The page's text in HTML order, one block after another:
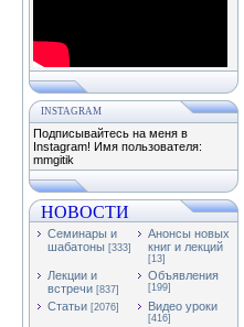
INSTAGRAM
Подписывайтесь на меня в
Instagram! Имя пользователя:
mmgitik
НОВОСТИ
Семинары и
шабатоны [333]
Анонсы новых
книг и лекций
[13]
Лекции и
встречи [837]
Объявления
[199]
Статьи [2076] Видео уроки
[416]